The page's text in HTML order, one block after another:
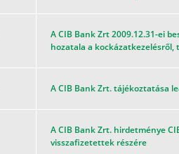
A CIB Bank Zrt 2009.12.31-ei
hozatala a kockázatkezelésről,
A CIB Bank Zrt. tájékoztatása
A CIB Bank Zrt. hirdetménye
visszafizetettek részére